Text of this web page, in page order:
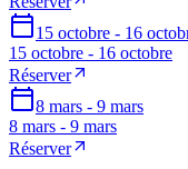
15 octobre - 16
15 octobre - 16 octobre
Réserver
8 mars - 9 mars
8 mars - 9 mars
Réserver